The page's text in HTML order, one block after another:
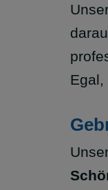
Egal,